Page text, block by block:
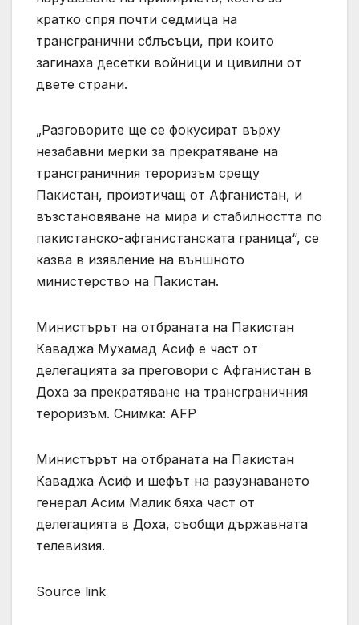
кратко спря почти седмица на
трансгранични сблъсъци, при които
загинаха десетки войници и цивилни от
двете страни.
„Разговорите ще се фокусират върху
незабавни мерки за прекратяване на
трансграничния тероризъм срещу
Пакистан, произтичащ от Афганистан, и
възстановяване на мира и стабилността по
пакистанско-афганистанската граница“, се
казва в изявление на външното
министерство на Пакистан.
Министърът на отбраната на Пакистан
Каваджа Мухамад Асиф е част от
делегацията за преговори с Афганистан в
Доха за прекратяване на трансграничния
тероризъм. Снимка: AFP
Министърът на отбраната на Пакистан
Каваджа Асиф и шефът на разузнаването
генерал Асим Малик бяха част от
делегацията в Доха, съобщи държавната
телевизия.
Source link